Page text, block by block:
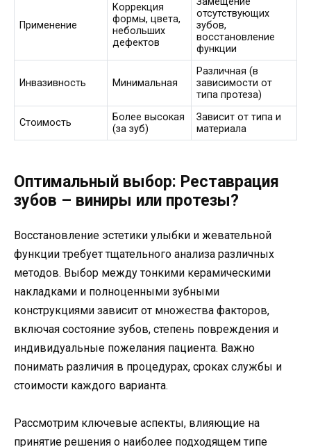
Применение
Коррекция
формы, цвета,
небольших
дефектов
отсутствующих
зубов,
восстановление
функции
Инвазивность Минимальная
Различная (в
зависимости от
типа протеза)
Стоимость
Более высокая
(за зуб)
Зависит от типа и
материала
Оптимальный выбор: Реставрация
зубов – виниры или протезы?
Восстановление эстетики улыбки и жевательной
функции требует тщательного анализа различных
методов. Выбор между тонкими керамическими
накладками и полноценными зубными
конструкциями зависит от множества факторов,
включая состояние зубов, степень повреждения и
индивидуальные пожелания пациента. Важно
понимать различия в процедурах, сроках службы и
стоимости каждого варианта.
Рассмотрим ключевые аспекты, влияющие на
принятие решения о наиболее подходящем типе